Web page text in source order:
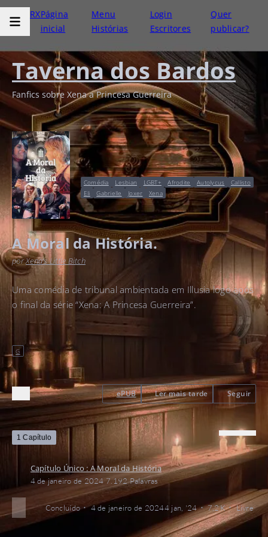
RXPágina
inicial
Menu
Histórias
Login
Escritores
Quer
publicar?
Taverna dos Bardos
Fanfics sobre Xena a Princesa Guerreira
Comédia Lesbian LGBT+ Afrodite Autolycus
Callisto
Eli
Gabrielle Joxer Xena
A Moral da História.
porXena's Little Bitch
Uma comédia de tribunal ambientada em Illusia logo após
o final da série “Xena: A Princesa Guerreira”.
G
ePUB Ler mais tarde Seguir
1 Capítulo
Capítulo Único : A Moral da História
4 de janeiro de 2024 7.192 Palavras
Concluído 4 de janeiro de 20244 jan, '24 7,2 K Livre